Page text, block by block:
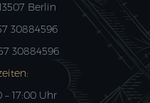
Berlin
30884596
30884596
– 17:00 Uhr